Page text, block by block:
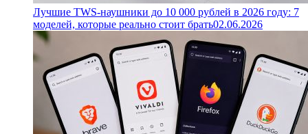
Лучшие TWS-наушники до 10 000 рублей в 2026 году: 7
моделей, которые реально стоит брать02.06.2026